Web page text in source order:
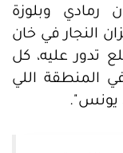
رمادي وبلوزة
النجار في خان
تدور عليه، كل
المنطقة اللي
يونس".